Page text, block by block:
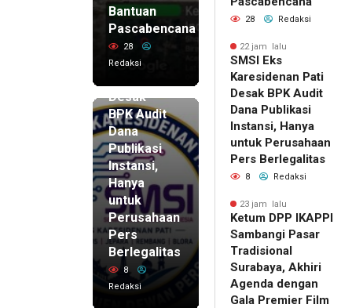
Bantuan
Pascabencana
28
Redaksi
22 jam lalu
SMSI Eks
Karesidenan
Desak
BPK Audit
Dana
Publikasi
Instansi,
Hanya
untuk
Perusahaan
Pers
Berlegalitas
8
Redaksi
28 Redaksi
22 jam lalu
SMSI Eks
Karesidenan Pati
Desak BPK Audit
Dana Publikasi
Instansi, Hanya
untuk Perusahaan
Pers Berlegalitas
8 Redaksi
23 jam lalu
Ketum DPP IKAPPI
Sambangi Pasar
Tradisional
Surabaya, Akhiri
Agenda dengan
Gala Premier Film